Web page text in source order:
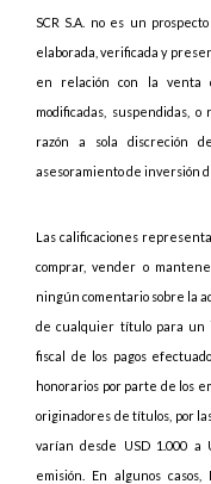
SCR S.A. no es un
elaborada, verificada y
en relación con la venta
modificadas, suspendidas,
razón a sola discreción
asesoramiento de inversión
Las calificaciones
comprar, vender o
ningún comentario sobre la
de cualquier título para un
fiscal de los pagos
honorarios por parte de los
originadores de títulos, por
varían desde USD 1.000 a
emisión. En algunos